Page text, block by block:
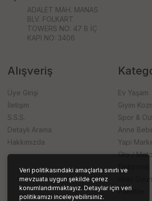
Veri politikasındaki amaçlarla sınırlı ve
mevzuata uygun şekilde çerez
konumlandırmaktayız. Detaylar için veri
politikamızı inceleyebilirsiniz.
ADALET MAH. MANAS
BLV. FOLKART
TOWERS NO: 47 B İÇ
KAPI NO: 3406
Alışveriş
Üye Girişi
İletişim
S.S.S.
Detaylı Arama
Hakkımızda
Ev Yaşam
Giyim
Spor &
Anne
Yapı
Oto /
Hobi Oyun
Paketler